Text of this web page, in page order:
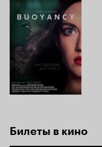
Билеты в кино